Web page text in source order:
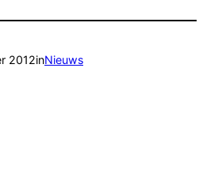
2012inNieuws